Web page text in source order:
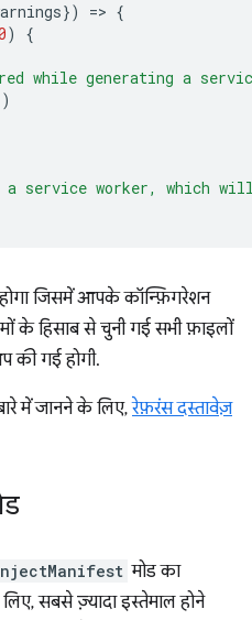
}) => {
)
{
while generating a
)
a service worker, which
जिसमें आपके कॉन्फ़िगरेशन
के हिसाब से चुनी गई सभी फ़ाइलों
की गई होगी.
में जानने के लिए,रेफ़रंस दस्तावेज़
मोड का
सबसे ज़्यादा इस्तेमाल होने